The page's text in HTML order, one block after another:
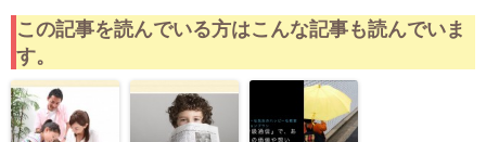
この記事を読んでいる方はこんな記事も読んでいま
す。